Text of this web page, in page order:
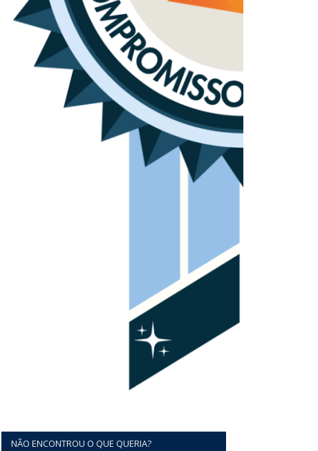
NÃO ENCONTROU O QUE QUERIA?